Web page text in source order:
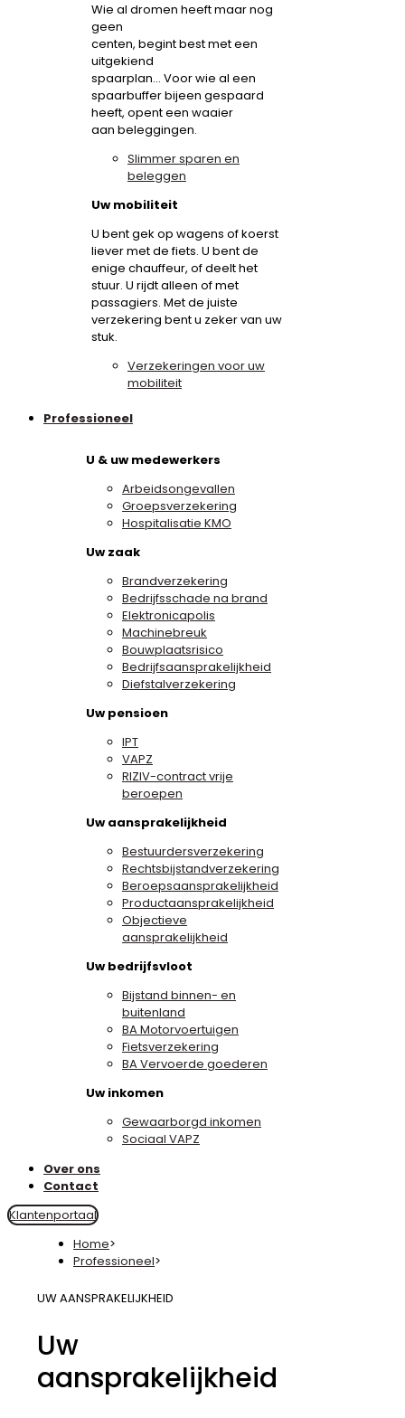
Wie al dromen heeft maar nog
geen
centen, begint best met een
uitgekiend
spaarplan... Voor wie al een
spaarbuffer bijeen gespaard
heeft, opent een waaier
aan beleggingen.
Slimmer sparen en
beleggen
Uw mobiliteit
U bent gek op wagens of koerst
liever met de fiets. U bent de
enige chauffeur, of deelt het
stuur. U rijdt alleen of met
passagiers. Met de juiste
verzekering bent u zeker van uw
stuk.
Verzekeringen voor uw
mobiliteit
Professioneel
U & uw medewerkers
Arbeidsongevallen
Groepsverzekering
Hospitalisatie KMO
Uw zaak
Brandverzekering
Bedrijfsschade na brand
Elektronicapolis
Machinebreuk
Bouwplaatsrisico
Bedrijfsaansprakelijkheid
Diefstalverzekering
Uw pensioen
IPT
VAPZ
RIZIV-contract vrije
beroepen
Uw aansprakelijkheid
Bestuurdersverzekering
Rechtsbijstandverzekering
Beroepsaansprakelijkheid
Productaansprakelijkheid
Objectieve
aansprakelijkheid
Uw bedrijfsvloot
Bijstand binnen- en
buitenland
BA Motorvoertuigen
Fietsverzekering
BA Vervoerde goederen
Uw inkomen
Gewaarborgd inkomen
Sociaal VAPZ
Over ons
Contact
Klantenportaal
Home>
Professioneel>
UW AANSPRAKELIJKHEID
Uw
aansprakelijkheid